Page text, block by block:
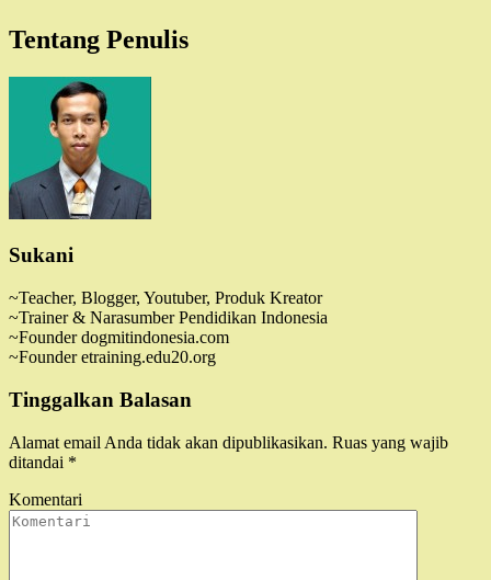
Tentang Penulis
Sukani
~Teacher, Blogger, Youtuber, Produk Kreator
~Trainer & Narasumber Pendidikan Indonesia
~Founder dogmitindonesia.com
~Founder etraining.edu20.org
Tinggalkan Balasan
Alamat email Anda tidak akan dipublikasikan. Ruas yang wajib
ditandai *
Komentari